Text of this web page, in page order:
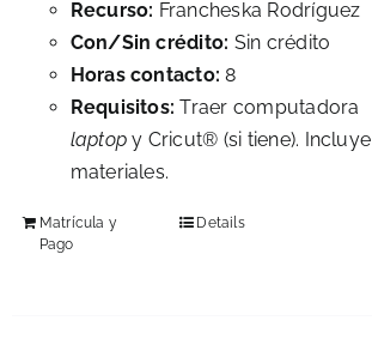
Recurso: Francheska Rodríguez
Con/Sin crédito: Sin crédito
Horas contacto: 8
Requisitos: Traer computadora
laptop y Cricut® (si tiene). Incluye
materiales.
Matrícula y
Pago
Details